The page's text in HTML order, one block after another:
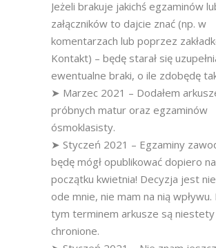
Jeżeli brakuje jakichś egzaminów
załączników to dajcie znać (np. w
komentarzach lub poprzez
Kontakt) – będę starał się
ewentualne braki, o ile zdobędę
➤ Marzec 2021 – Dodałem
próbnych matur oraz egzaminów
ósmoklasisty.
➤ Styczeń 2021 – Egzaminy
będę mógł opublikować dopiero na
początku kwietnia! Decyzja jest
ode mnie, nie mam na nią wpływu.
tym terminem arkusze są niestety
chronione.